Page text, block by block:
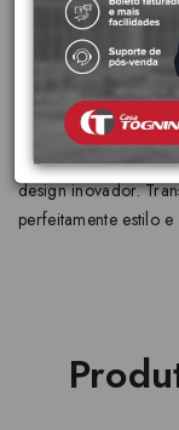
Características
Cor: nan
Peso: 0,27 kg
Dimensões:
Este produto é
design inovador.
perfeitamente estilo